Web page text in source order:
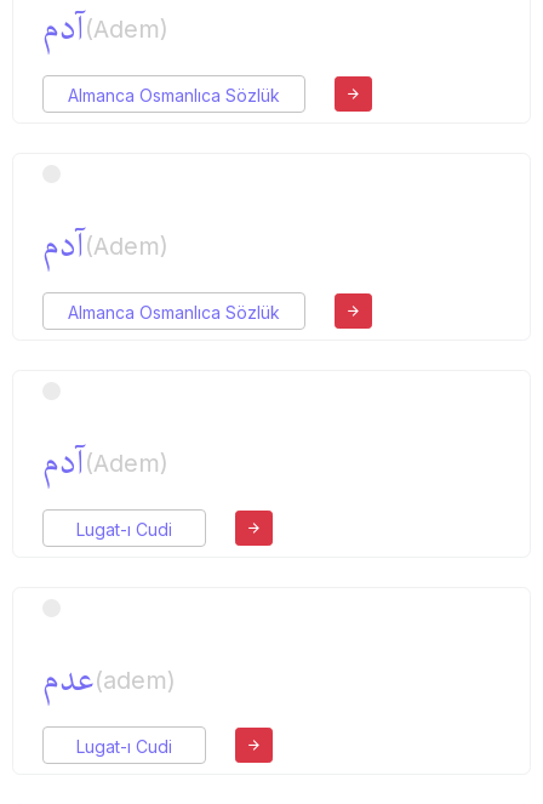
آدم(Adem)
Almanca Osmanlıca Sözlük
آدم(Adem)
Almanca Osmanlıca Sözlük
آدم(Adem)
Lugat-ı Cudi
عدم(adem)
Lugat-ı Cudi